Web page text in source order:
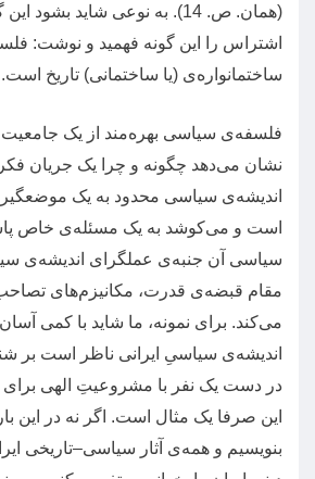
(همان. ص. 14).
به نوعی شاید بشود
اشتراس را این گونه فهمید و نوشت:‌
ساختمانواره‌ی (یا ساختمانی) تاریخ است.
فلسفه‌ی سیاسی بهره‌مند از یک
نشان می‌دهد چگونه و چرا یک جریان
اندیشه‌ی سیاسی محدود به یک
است و می‌کوشد به یک مسئله‌ی خاص
سیاسی آن جنبه‌ی عملگرای اندیشه‌ی
مقام قبضه‌ی قدرت، مکانیزم‌های تصاحب
می‌کند. برای نمونه، ما شاید با کمی
اندیشه‌ی سیاسیِ ایرانی ناظر است
در دست یک نفر با مشروعیتِ الهی برای
این صرفا یک مثال است. اگر نه در این
بنویسیم و همه‌ی آثار سیاسی–تاریخی